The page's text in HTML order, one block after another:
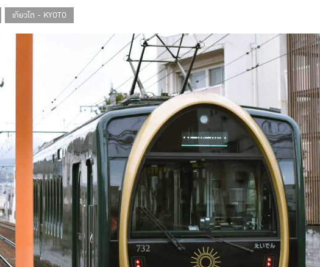
เกียวโต - KYOTO